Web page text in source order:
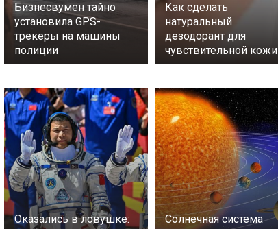
Бизнесвумен тайно
установила GPS-
трекеры на машины
полиции
Как сделать
натуральный
дезодорант для
чувствительной кожи
Оказались в ловушке:
Солнечная система